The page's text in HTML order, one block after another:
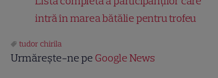
intră în marea bătălie pentru trofeu
tudor chirila
Urmărește-ne pe Google News